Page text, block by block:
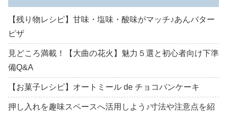
【残り物レシピ】甘味・塩味・酸味がマッチ♪あんバター
ピザ
見どころ満載！【大曲の花火】魅力５選と初心者向け下準
備Q&A
【お菓子レシピ】オートミール de チョコパンケーキ
押し入れを趣味スペースへ活用しよう♪寸法や注意点を紹